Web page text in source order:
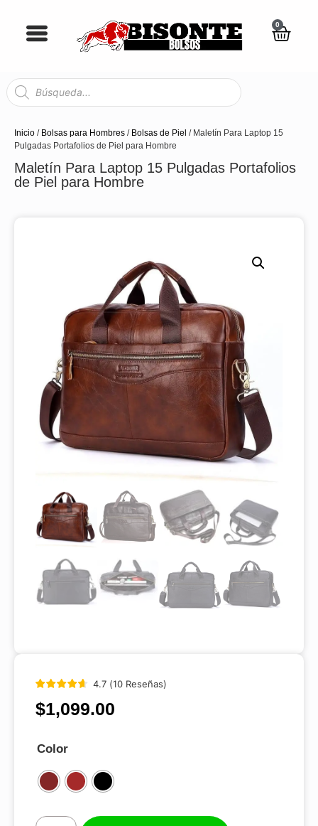
0
Inicio / Bolsas para Hombres / Bolsas de Piel / Maletín Para Laptop 15
Pulgadas Portafolios de Piel para Hombre
Maletín Para Laptop 15 Pulgadas Portafolios
de Piel para Hombre
4.7 (10 Reseñas)
$1,099.00
Color